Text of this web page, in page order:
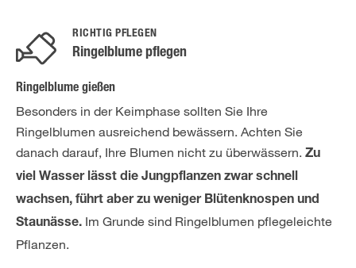
RICHTIG PFLEGEN
Ringelblume pflegen
Ringelblume gießen
Besonders in der Keimphase sollten Sie Ihre
Ringelblumen ausreichend bewässern. Achten Sie
danach darauf, Ihre Blumen nicht zu überwässern. Zu
viel Wasser lässt die Jungpflanzen zwar schnell
wachsen, führt aber zu weniger Blütenknospen und
Staunässe. Im Grunde sind Ringelblumen pflegeleichte
Pflanzen.